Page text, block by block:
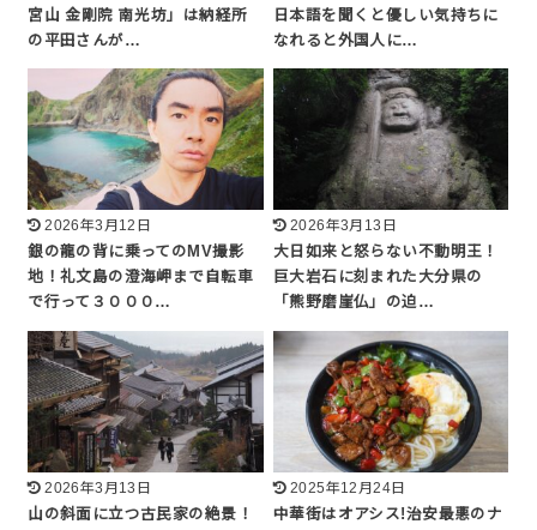
宮山 金剛院 南光坊」は納経所
の平田さんが…
日本語を聞くと優しい気持ちに
なれると外国人に…
2026年3月12日
銀の龍の背に乗ってのMV撮影
地！礼文島の澄海岬まで自転車
で行って３０００…
2026年3月13日
大日如来と怒らない不動明王！
巨大岩石に刻まれた大分県の
「熊野磨崖仏」の迫…
2026年3月13日
山の斜面に立つ古民家の絶景！
2025年12月24日
中華街はオアシス!治安最悪のナ